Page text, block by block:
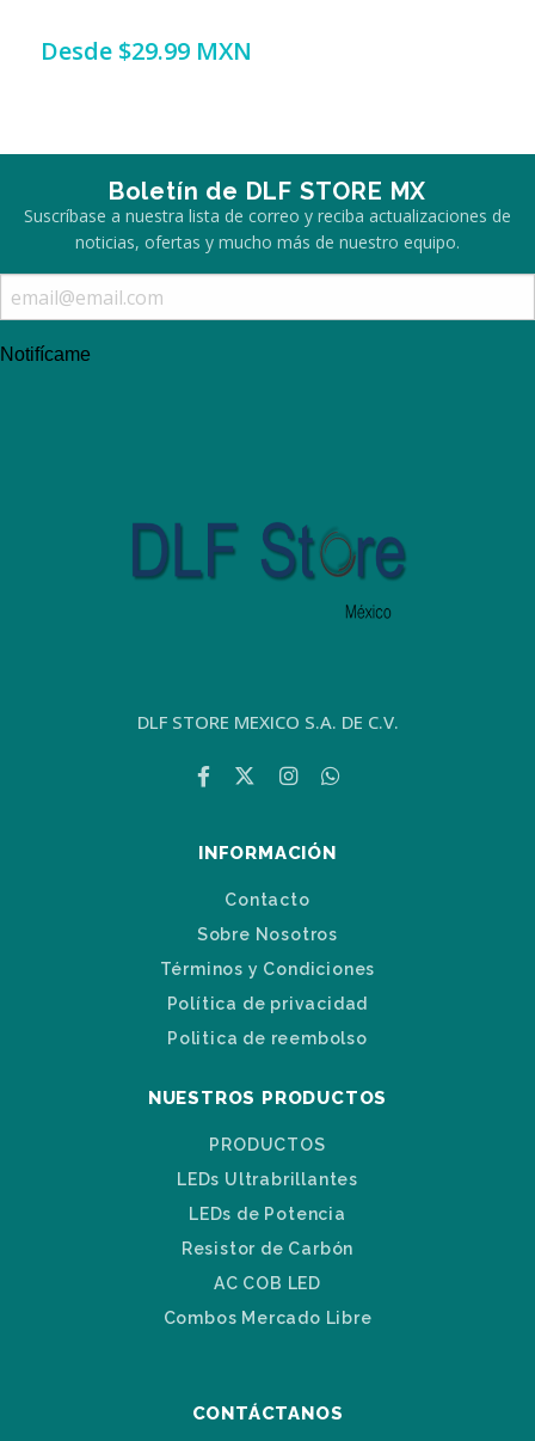
Desde $29.99 MXN
Boletín de DLF STORE MX
Suscríbase a nuestra lista de correo y reciba actualizaciones de
noticias, ofertas y mucho más de nuestro equipo.
Notifícame
DLF STORE MEXICO S.A. DE C.V.
INFORMACIÓN
Contacto
Sobre Nosotros
Términos y Condiciones
Política de privacidad
Politica de reembolso
NUESTROS PRODUCTOS
PRODUCTOS
LEDs Ultrabrillantes
LEDs de Potencia
Resistor de Carbón
AC COB LED
Combos Mercado Libre
CONTÁCTANOS